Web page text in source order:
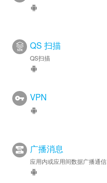
QS 扫描
QS扫描
VPN
广播消息
应用内或应用间数据广播通信